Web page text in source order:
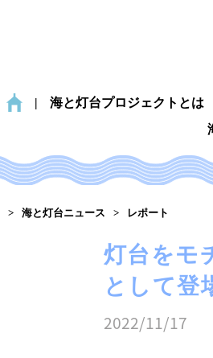
海と灯台プロジェクトとは
海と灯台ニュース レポート
灯台をモ
として登
2022/11/17